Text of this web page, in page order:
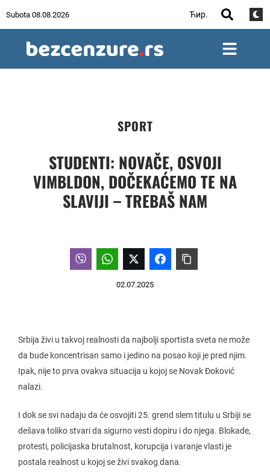
Subota 08.08.2026 Ћир.
SPORT
STUDENTI: NOVAČE, OSVOJI
VIMBLDON, DOČEKAĆEMO TE NA
SLAVIJI – TREBAŠ NAM
02.07.2025
Srbija živi u takvoj realnosti da najbolji sportista sveta ne može
da bude koncentrisan samo i jedino na posao koji je pred njim.
Ipak, nije to prva ovakva situacija u kojoj se Novak Đoković
nalazi.
I dok se svi nadaju da će osvojiti 25. grend slem titulu u Srbiji se
dešava toliko stvari da sigurno vesti dopiru i do njega. Blokade,
protesti, policijaska brutalnost, korupcija i varanje vlasti je
postala realnost u kojoj se živi svakog dana.